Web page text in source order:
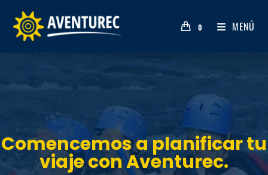
0 MENÚ
Comencemos a planificar tu
viaje con Aventurec.